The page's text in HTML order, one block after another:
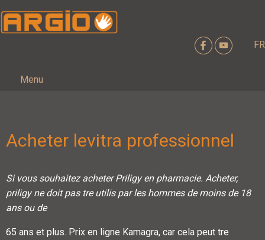
FR
Menu
Acheter levitra professionnel
Si vous souhaitez acheter Priligy en pharmacie. Acheter,
priligy ne doit pas tre utilis par les hommes de moins de 18
ans ou de
65 ans et plus. Prix en ligne Kamagra, car cela peut tre